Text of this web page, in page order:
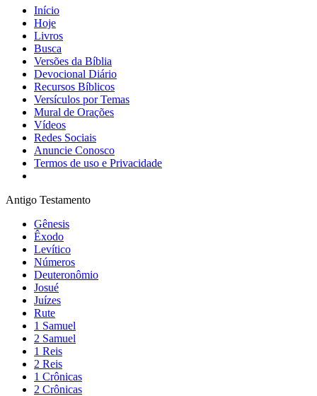
Início
Hoje
Livros
Busca
Versões da Bíblia
Devocional Diário
Recursos Bíblicos
Versículos por Temas
Mural de Orações
Vídeos
Redes Sociais
Anuncie Conosco
Termos de uso e Privacidade
Antigo Testamento
Gênesis
Êxodo
Levítico
Números
Deuteronômio
Josué
Juízes
Rute
1 Samuel
2 Samuel
1 Reis
2 Reis
1 Crônicas
2 Crônicas